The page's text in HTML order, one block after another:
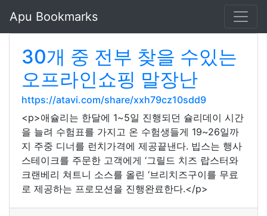
Apu Bookmarks
30개 중 전부 찾을 수있는
오프라인쇼핑 말장난
https://atavi.com/share/xxh79cz10sdd9
<p>애슐리는 한달에 1~5일 진행되던 슐리데이 시간
을 늘려 수험표를 가지고 온 수험생들게 19~26일까
지 주중 디너를 런치가격에 제공끝낸다. 빕스는 행사
스테이크를 주문한 고객에게 ‘그릴드 치즈 랍스터와
크랜베리 쳐트니 소스를 올린 ‘브리치즈구이를 무료
로 제공하는 프로모션을 진행완료한다.</p>